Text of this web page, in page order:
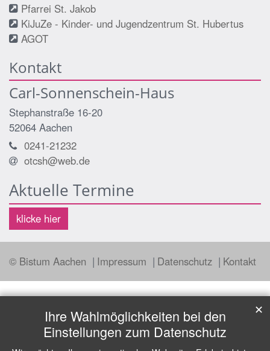
Pfarrei St. Jakob
KiJuZe - Kinder- und Jugendzentrum St. Hubertus
AGOT
Kontakt
Carl-Sonnenschein-Haus
Stephanstraße 16-20
52064 Aachen
0241-21232
otcsh@web.de
Aktuelle Termine
klicke hier
© Bistum Aachen Impressum Datenschutz Kontakt
Ihre Wahlmöglichkeiten bei den
Einstellungen zum Datenschutz
✕